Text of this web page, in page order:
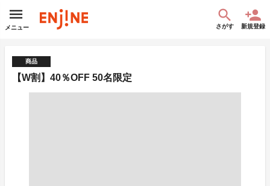
メニュー さがす 新規登録
商品
【W割】40％OFF 50名限定